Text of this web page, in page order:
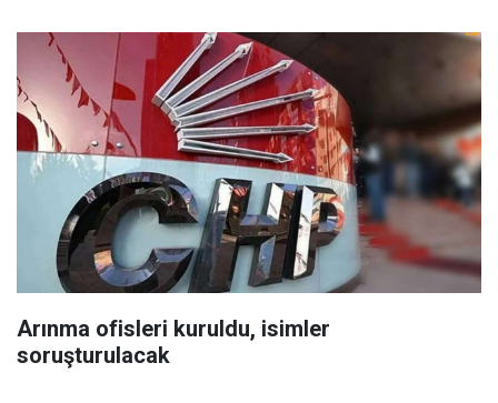
Arınma ofisleri kuruldu, isimler
soruşturulacak